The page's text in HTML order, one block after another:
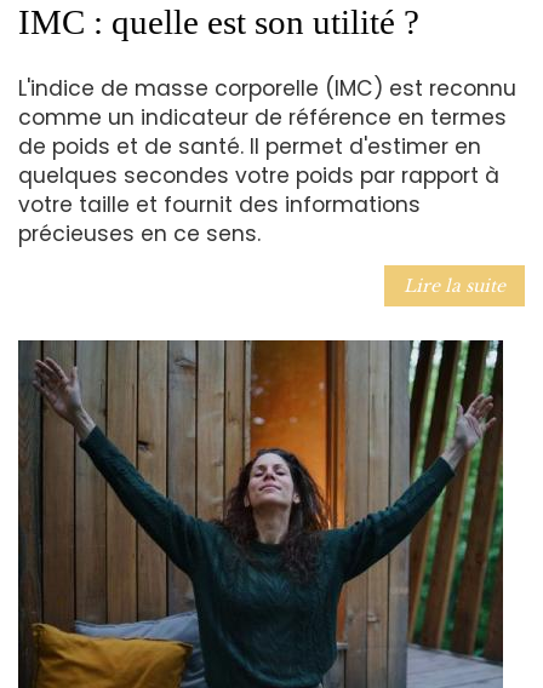
IMC : quelle est son utilité ?
L'indice de masse corporelle (IMC) est reconnu
comme un indicateur de référence en termes
de poids et de santé. Il permet d'estimer en
quelques secondes votre poids par rapport à
votre taille et fournit des informations
précieuses en ce sens.
Lire la suite